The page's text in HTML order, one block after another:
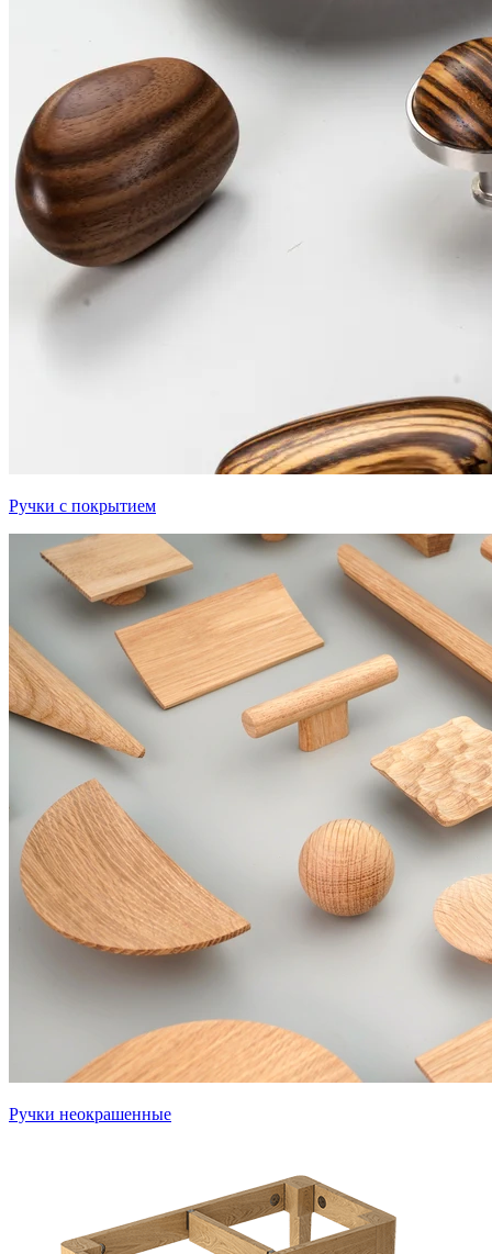
Ручки с покрытием
Ручки неокрашенные